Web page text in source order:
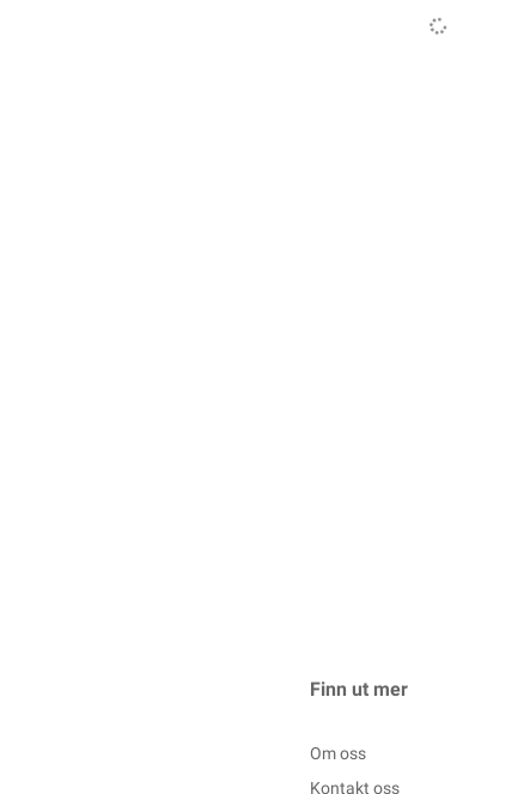
Finn ut mer
Om oss
Kontakt oss